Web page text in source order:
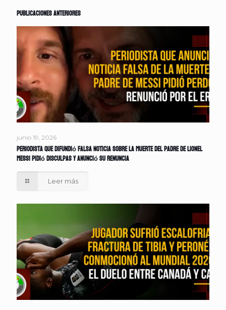
Publicaciones anteriores
junio 19, 2026
Periodista que difundió falsa noticia sobre la muerte del padre de Lionel
Messi pidió disculpas y anunció su renuncia
Leer más